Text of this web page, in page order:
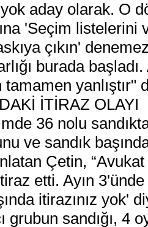
aday olarak. O
'Seçim listelerini
çıkın'
burada
tamamen yanlıştır"
İTİRAZ OLAYI
36 nolu
ve sandık
Çetin,
etti. Ayın 3'ünde
itirazınız yok'
grubun sandığı, 4